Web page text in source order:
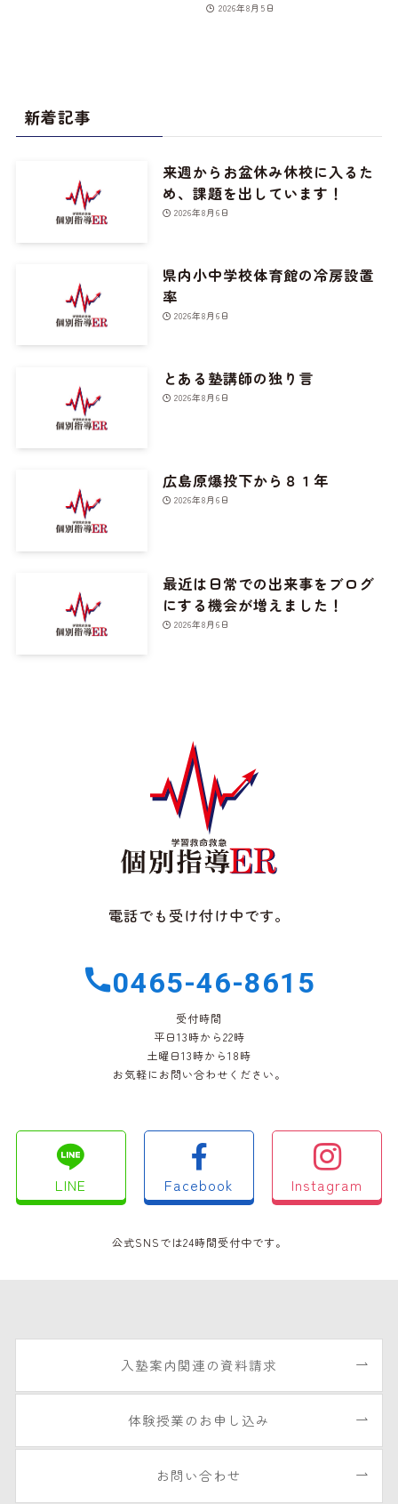
2026年8月5日
新着記事
来週からお盆休み休校に入るた
め、課題を出しています！
2026年8月6日
県内小中学校体育館の冷房設置
率
2026年8月6日
とある塾講師の独り言
2026年8月6日
広島原爆投下から８１年
2026年8月6日
最近は日常での出来事をブログ
にする機会が増えました！
2026年8月6日
電話でも受け付け中です。
0465-46-8615
受付時間
平日13時から22時
土曜日13時から18時
お気軽にお問い合わせください。
LINE Facebook Instagram
公式SNSでは24時間受付中です。
入塾案内関連の資料請求
体験授業のお申し込み
お問い合わせ